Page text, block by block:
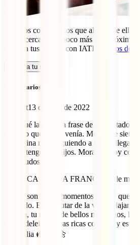
Estamos convencidos que alguna de ellas
te ha acercado un poco más a tu próximo
asegura tus sueños con IATI
Seguros de
Calcula tu seguro
Comentarios (16)
Bloudit13 de julio de 2022
Me tatué la primera frase de este listado
saber lo que se me venía. Menos de siete
Argentina natal siguiendo a una gallega
casé y tengo dos hijos. Moraleja: soy
😀 Saludos!
BLANCA ULLOA FRANCO
19 de
Viajar, son bellos momentos que se
recuerdo. Es disfrutar de la vida, relajarse,
tu vista, tu mente de bellos momentos,
etc. te deleitas de las ricas comidas y es
tu familia 👪 ❤️ 🌼